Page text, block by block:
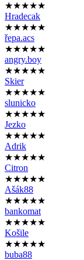
★★★★★
Hradecak
★★★★★
řepa.acs
★★★★★
angry.boy
★★★★★
Skier
★★★★★
slunicko
★★★★★
Jezko
★★★★★
Adrik
★★★★★
Citron
★★★★★
Ašák88
★★★★★
bankomat
★★★★★
Košile
★★★★★
buba88